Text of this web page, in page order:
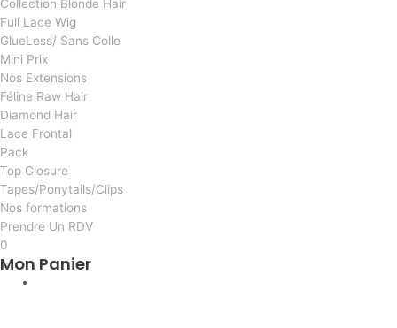
Collection Blonde Hair
Full Lace Wig
GlueLess/ Sans Colle
Mini Prix
Nos Extensions
Féline Raw Hair
Diamond Hair
Lace Frontal
Pack
Top Closure
Tapes/Ponytails/Clips
Nos formations
Prendre Un RDV
0
Mon Panier